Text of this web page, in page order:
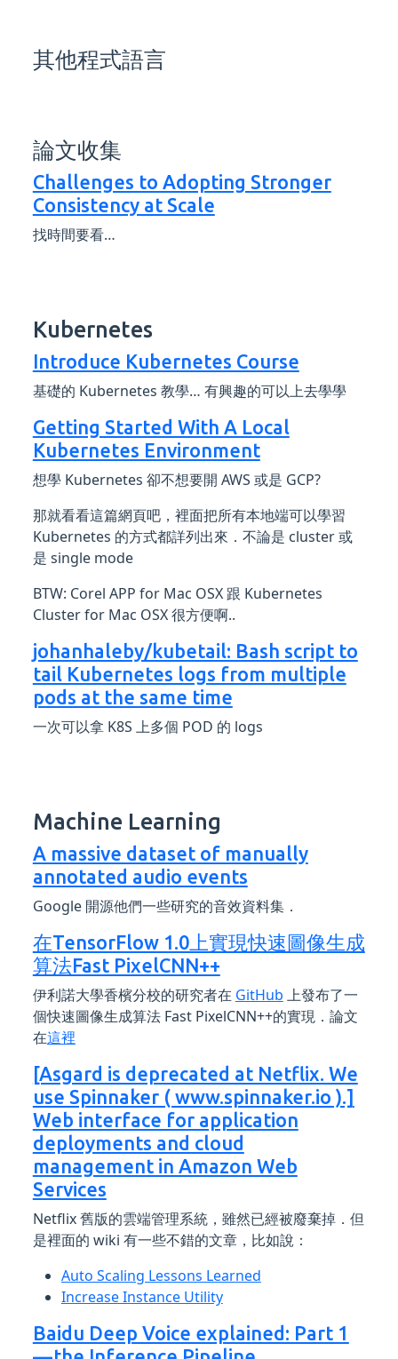
其他程式語言
論文收集
Challenges to Adopting Stronger
Consistency at Scale
找時間要看…
Kubernetes
Introduce Kubernetes Course
基礎的 Kubernetes 教學… 有興趣的可以上去學學
Getting Started With A Local
Kubernetes Environment
想學 Kubernetes 卻不想要開 AWS 或是 GCP?
那就看看這篇網頁吧，裡面把所有本地端可以學習
Kubernetes 的方式都詳列出來．不論是 cluster 或
是 single mode
BTW: Corel APP for Mac OSX 跟 Kubernetes
Cluster for Mac OSX 很方便啊..
johanhaleby/kubetail: Bash script to
tail Kubernetes logs from multiple
pods at the same time
一次可以拿 K8S 上多個 POD 的 logs
Machine Learning
A massive dataset of manually
annotated audio events
Google 開源他們一些研究的音效資料集．
在TensorFlow 1.0上實現快速圖像生成
算法Fast PixelCNN++
伊利諾大學香檳分校的研究者在 GitHub 上發布了一
個快速圖像生成算法 Fast PixelCNN++的實現．論文
在這裡
[Asgard is deprecated at Netflix. We
use Spinnaker ( www.spinnaker.io ).]
Web interface for application
deployments and cloud
management in Amazon Web
Services
Netflix 舊版的雲端管理系統，雖然已經被廢棄掉．但
是裡面的 wiki 有一些不錯的文章，比如說：
Auto Scaling Lessons Learned
Increase Instance Utility
Baidu Deep Voice explained: Part 1